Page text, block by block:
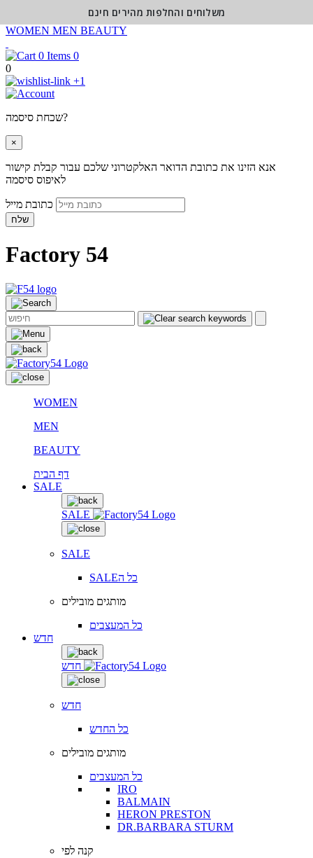
WOMEN MEN BEAUTY
0
0
+1
שכחת סיסמה?
×
אנא הזינו את כתובת הדואר האלקטרוני שלכם עבור קבלת קישור
לאיפוס סיסמה
שלח
Factory 54
WOMEN
MEN
BEAUTY
דף הבית
SALE
SALE
SALE
SALEכל ה
מותגים מובילים
כל המעצבים
חדש
חדש
חדש
כל החדש
מותגים מובילים
כל המעצבים
IRO
BALMAIN
HERON PRESTON
DR.BARBARA STURM
קנה לפי
משלוחים והחלפות מהירים חינם